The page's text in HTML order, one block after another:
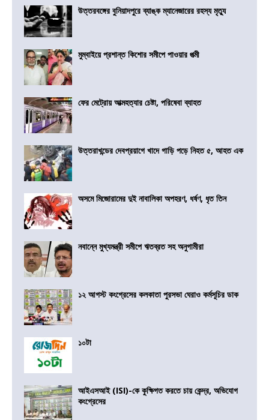
উত্তরবঙ্গের বুনিয়াদপুরে ব্যাঙ্ক ম্যানেজারের রহস্য মৃত্যু
মুম্বাইয়ে প্রশান্ত কিশোর সমীপে পাওয়ার পত্মী
ফের মেট্রোয় আত্মহত্যার চেষ্টা, পরিষেবা ব্যাহত
উত্তরাখন্ডের দেবপ্রয়াগে খাদে গাড়ি পড়ে নিহত ৫, আহত এক
অসমে মিজোরামের দুই নাবালিকা অপহরণ, ধর্ষণ, ধৃত তিন
নবান্নে মুখ্যমন্ত্রী সমীপে ঋতব্রত সহ অনুগামীরা
১২ আগস্ট কংগ্রেসের কলকাতা পুরসভা ঘেরাও কর্মসূচির ডাক
১০টা
আইএসআই (ISI)-কে কুক্ষিগত করতে চায় কেন্দ্র, অভিযোগ
কংগ্রেসের